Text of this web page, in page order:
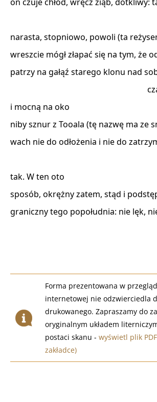
narasta, stopniowo, powoli (ta
wreszcie mógł złapać się na tym, że
patrzy na gałąź starego klonu nad
i mocną na oko
niby sznur z Tooala (tę nazwę ma ze
wach nie do odłożenia i nie do
tak. W ten oto
sposób, okrężny zatem, stąd i
graniczny tego popołudnia: nie lęk,
Forma prezentowana w
internetowej nie odzwierciedla
drukowanego. Zapraszamy do
oryginalnym układem
postaci skanu - wyświetl plik
zakładce)